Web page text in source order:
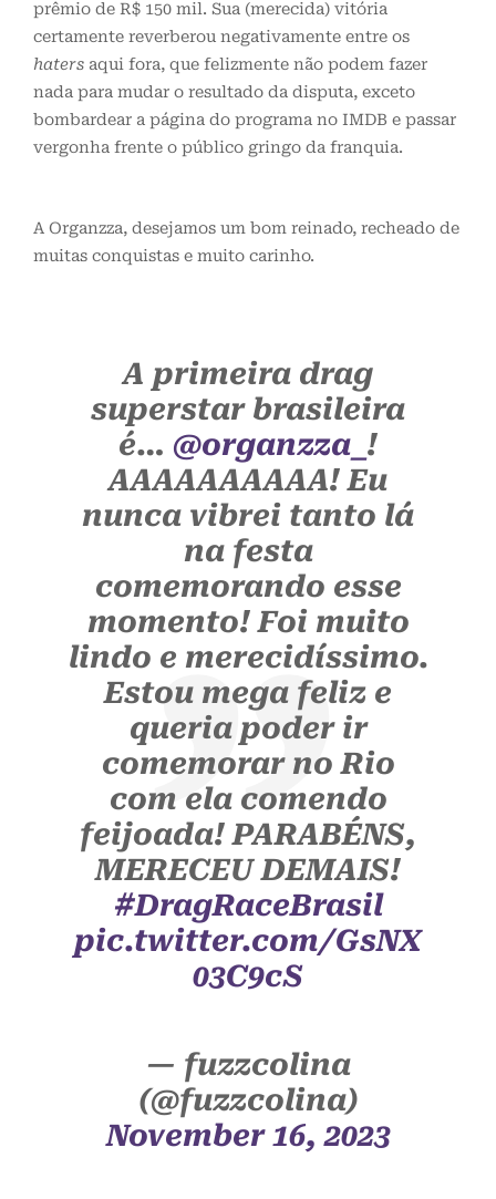
prêmio de R$ 150 mil. Sua (merecida) vitória
certamente reverberou negativamente entre os
haters aqui fora, que felizmente não podem fazer
nada para mudar o resultado da disputa, exceto
bombardear a página do programa no IMDB e passar
vergonha frente o público gringo da franquia.
A Organzza, desejamos um bom reinado, recheado de
muitas conquistas e muito carinho.
A primeira drag
superstar brasileira
é… @organzza_ !
AAAAAAAAAA! Eu
nunca vibrei tanto lá
na festa
comemorando esse
momento! Foi muito
lindo e merecidíssimo.
Estou mega feliz e
queria poder ir
comemorar no Rio
com ela comendo
feijoada! PARABÉNS,
MERECEU DEMAIS!
#DragRaceBrasil
pic.twitter.com/GsNX
03C9cS
— fuzzcolina
(@fuzzcolina)
November 16, 2023